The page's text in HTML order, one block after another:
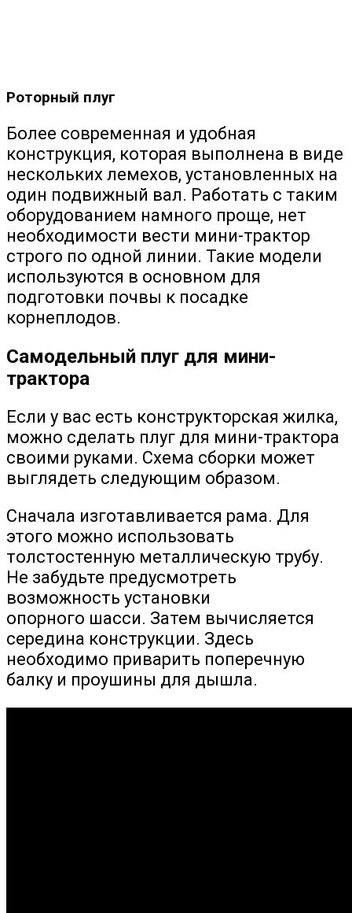
Роторный плуг
Более современная и удобная
конструкция, которая выполнена в виде
нескольких лемехов, установленных на
один подвижный вал. Работать с таким
оборудованием намного проще, нет
необходимости вести мини-трактор
строго по одной линии. Такие модели
используются в основном для
подготовки почвы к посадке
корнеплодов.
Самодельный плуг для мини-
трактора
Если у вас есть конструкторская жилка,
можно сделать плуг для мини-трактора
своими руками. Схема сборки может
выглядеть следующим образом.
Сначала изготавливается рама. Для
этого можно использовать
толстостенную металлическую трубу.
Не забудьте предусмотреть
возможность установки
опорного шасси. Затем вычисляется
середина конструкции. Здесь
необходимо приварить поперечную
балку и проушины для дышла.